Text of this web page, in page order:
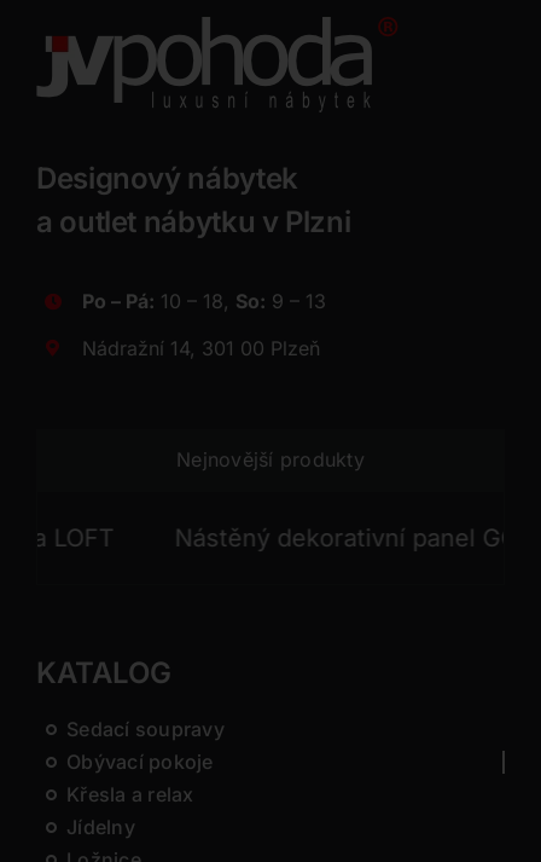
Designový nábytek
a outlet nábytku v Plzni
Po – Pá: 10 – 18, So: 9 – 13
Nádražní 14, 301 00 Plzeň
Nejnovější produkty
Nástěný dekorativní panel GONG
KATALOG
Sedací soupravy
Obývací pokoje
Křesla a relax
Jídelny